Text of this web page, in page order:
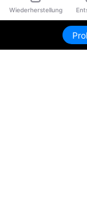
Wiederherstellung